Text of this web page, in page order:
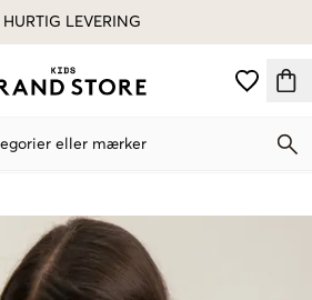
HURTIG LEVERING
eller mærker